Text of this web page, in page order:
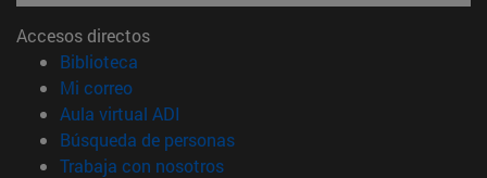
Accesos directos
Biblioteca
Mi correo(abre en nueva ventana)
Aula virtual ADI
Búsqueda de personas(abre en nueva ventana)
Trabaja con nosotros(abre en nueva ventana)